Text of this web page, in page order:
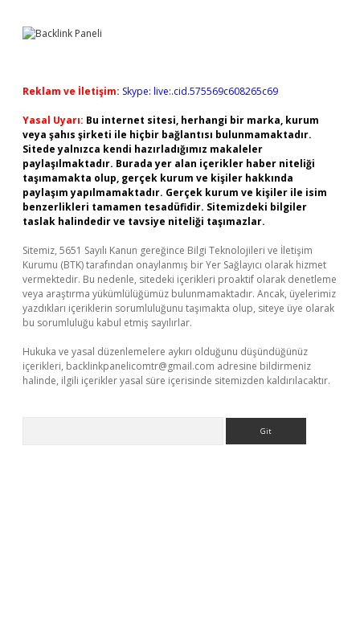
Reklam ve İletişim: Skype: live:.cid.575569c608265c69
Yasal Uyarı: Bu internet sitesi, herhangi bir marka, kurum
veya şahıs şirketi ile hiçbir bağlantısı bulunmamaktadır.
Sitede yalnızca kendi hazırladığımız makaleler
paylaşılmaktadır. Burada yer alan içerikler haber niteliği
taşımamakta olup, gerçek kurum ve kişiler hakkında
paylaşım yapılmamaktadır. Gerçek kurum ve kişiler ile isim
benzerlikleri tamamen tesadüfidir. Sitemizdeki bilgiler
taslak halindedir ve tavsiye niteliği taşımazlar.
Sitemiz, 5651 Sayılı Kanun gereğince Bilgi Teknolojileri ve İletişim
Kurumu (BTK) tarafından onaylanmış bir Yer Sağlayıcı olarak hizmet
vermektedir. Bu nedenle, sitedeki içerikleri proaktif olarak denetleme
veya araştırma yükümlülüğümüz bulunmamaktadır. Ancak, üyelerimiz
yazdıkları içeriklerin sorumluluğunu taşımakta olup, siteye üye olarak
bu sorumluluğu kabul etmiş sayılırlar.
Hukuka ve yasal düzenlemelere aykırı olduğunu düşündüğünüz
içerikleri, backlinkpanelicomtr@gmail.com adresine bildirmeniz
halinde, ilgili içerikler yasal süre içerisinde sitemizden kaldırılacaktır.